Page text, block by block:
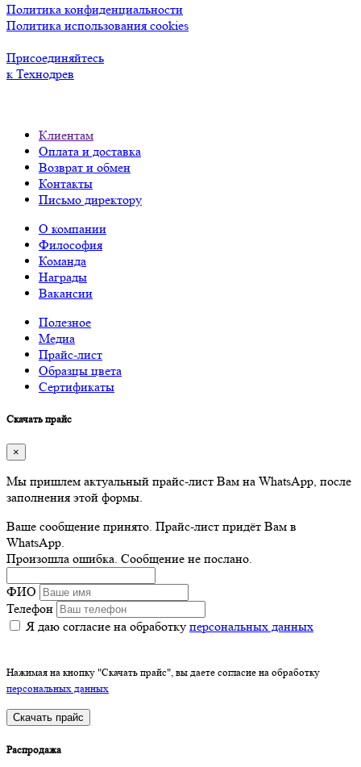
Политика конфиденциальности
Политика использования cookies
Присоединяйтесь
к Технодрев
Клиентам
Оплата и доставка
Возврат и обмен
Контакты
Письмо директору
О компании
Философия
Команда
Награды
Вакансии
Полезное
Медиа
Прайс-лист
Образцы цвета
Сертификаты
Скачать прайс
×
Мы пришлем актуальный прайс-лист Вам на WhatsApp, после
заполнения этой формы.
Ваше сообщение принято. Прайс-лист придёт Вам в
WhatsApp.
Произошла ошибка. Сообщение не послано.
ФИО
Телефон
Я даю согласие на обработку персональных данных
Нажимая на кнопку "Скачать прайс", вы даете согласие на обработку
персональных данных
Скачать прайс
Распродажа